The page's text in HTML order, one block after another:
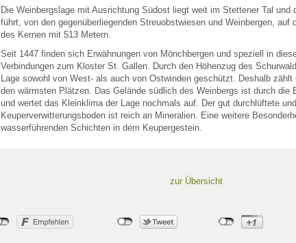
Die Weinbergslage mit Ausrichtung Südost liegt weit im Stettener Tal und
führt, von den gegenüberliegenden Streuobstwiesen und Weinbergen, auf
des Kernen mit 513 Metern.
Seit 1447 finden sich Erwähnungen von Mönchbergen und speziell in
Verbindungen zum Kloster St. Gallen. Durch den Höhenzug des
Lage sowohl von West- als auch von Ostwinden geschützt. Deshalb zählt
den wärmsten Plätzen. Das Gelände südlich des Weinbergs ist durch die
und wertet das Kleinklima der Lage nochmals auf. Der gut durchlüftete
Keuperverwitterungsboden ist reich an Mineralien. Eine weitere
wasserführenden Schichten in dem Keupergestein.
zur Übersicht